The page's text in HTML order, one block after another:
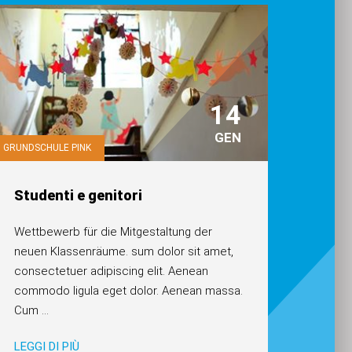
14
GEN
GRUNDSCHULE PINK
Studenti e genitori
Wettbewerb für die Mitgestaltung der
neuen Klassenräume. sum dolor sit amet,
consectetuer adipiscing elit. Aenean
commodo ligula eget dolor. Aenean massa.
Cum
LEGGI DI PIÙ